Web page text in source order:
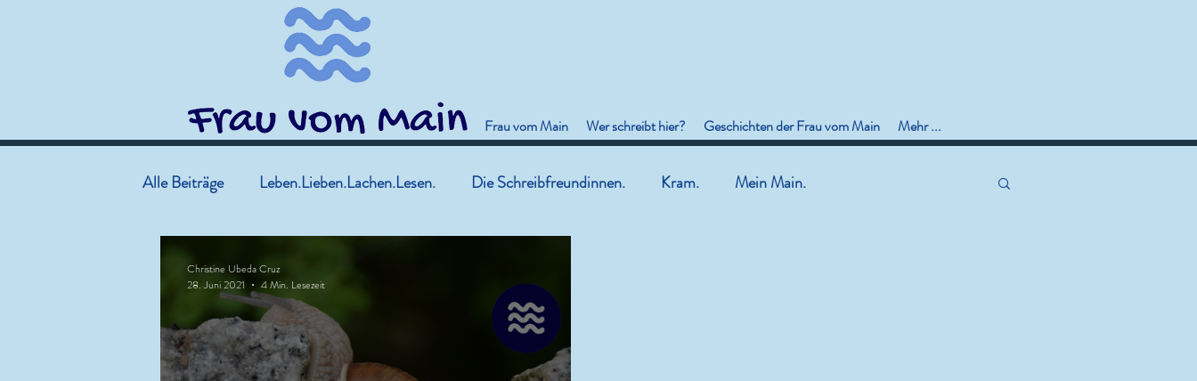
Frau vom Main Wer schreibt hier? Geschichten der Frau vom Main Mehr ...
Alle Beiträge Leben.Lieben.Lachen.Lesen. Die Schreibfreundinnen. Kram. Mein Main.
Christine Ubeda Cruz
28. Juni 2021
4 Min. Lesezeit